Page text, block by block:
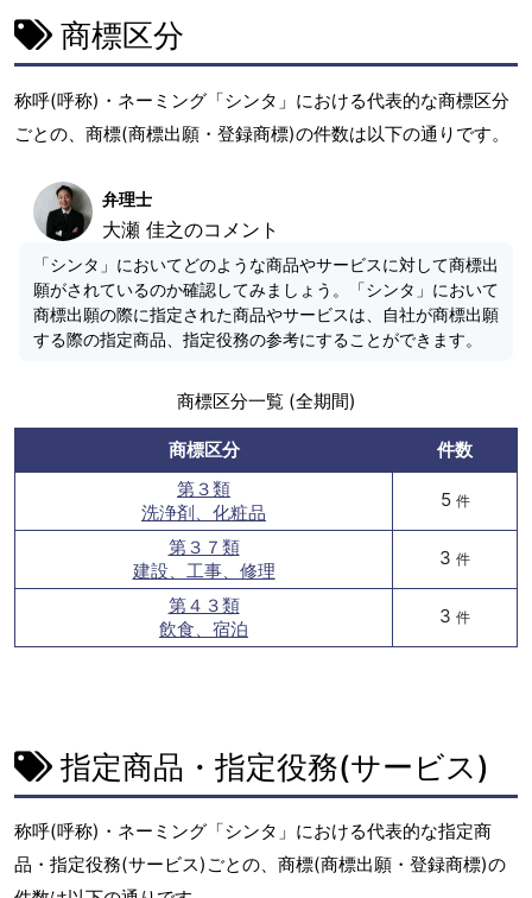
商標区分
称呼(呼称)・ネーミング「シンタ」における代表的な商標区分
ごとの、商標(商標出願・登録商標)の件数は以下の通りです。
弁理士
大瀬 佳之のコメント
「シンタ」においてどのような商品やサービスに対して商標出
願がされているのか確認してみましょう。「シンタ」において
商標出願の際に指定された商品やサービスは、自社が商標出願
する際の指定商品、指定役務の参考にすることができます。
商標区分一覧 (全期間)
商標区分
件数
第３類
洗浄剤、化粧品
5 件
第３７類
建設、工事、修理
3 件
第４３類
飲食、宿泊
3 件
指定商品・指定役務(サービス)
称呼(呼称)・ネーミング「シンタ」における代表的な指定商
品・指定役務(サービス)ごとの、商標(商標出願・登録商標)の